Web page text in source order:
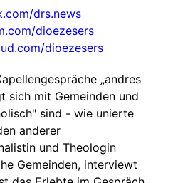
drs.news
dioezesers
dioezesers
„andres
sich mit Gemeinden und
sind - wie unierte
anderer
und Theologin
Gemeinden, interviewt